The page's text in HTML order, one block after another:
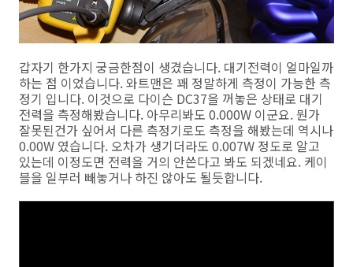
갑자기 한가지 궁금한점이 생겼습니다. 대기전력이 얼마일까
하는 점 이었습니다. 와트맨은 꽤 정말하게 측정이 가능한 측
정기 입니다. 이것으로 다이슨 DC37을 꺼놓은 상태로 대기
전력을 측정해봤습니다. 아무리봐도 0.000W 이군요. 뭔가
잘못된건가 싶어서 다른 측정기로도 측정을 해봤는데 역시나
0.00W 였습니다. 오차가 생기더라도 0.007W 정도로 알고
있는데 이정도면 전력을 거의 안쓴다고 봐도 되겠네요. 케이
블을 일부러 빼놓거나 하진 않아도 될듯합니다.